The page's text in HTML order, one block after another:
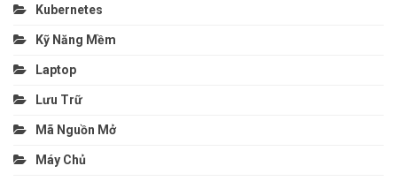
Kubernetes
Kỹ Năng Mềm
Laptop
Lưu Trữ
Mã Nguồn Mở
Máy Chủ